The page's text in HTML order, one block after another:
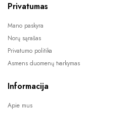
Privatumas
Mano paskyra
Norų sąrašas
Privatumo politika
Asmens duomenų tvarkymas
Informacija
Apie mus